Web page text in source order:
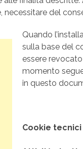
del
Quando
sulla base del
essere
momento
in questo
Cookie